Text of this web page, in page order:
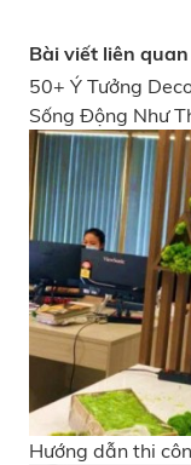
Bài viết liên quan
50+ Ý Tưởng
Sống Động Như
Hướng dẫn thi